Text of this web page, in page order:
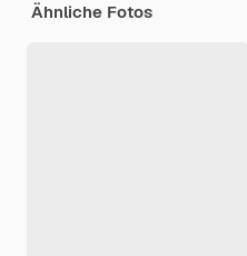
Ähnliche Fotos